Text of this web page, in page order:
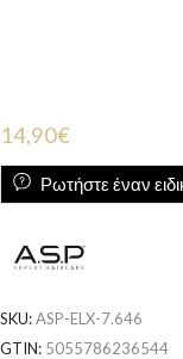
14,90€
Ρωτήστε έναν
SKU:ASP-ELX-7.646
GTIN: 5055786236544